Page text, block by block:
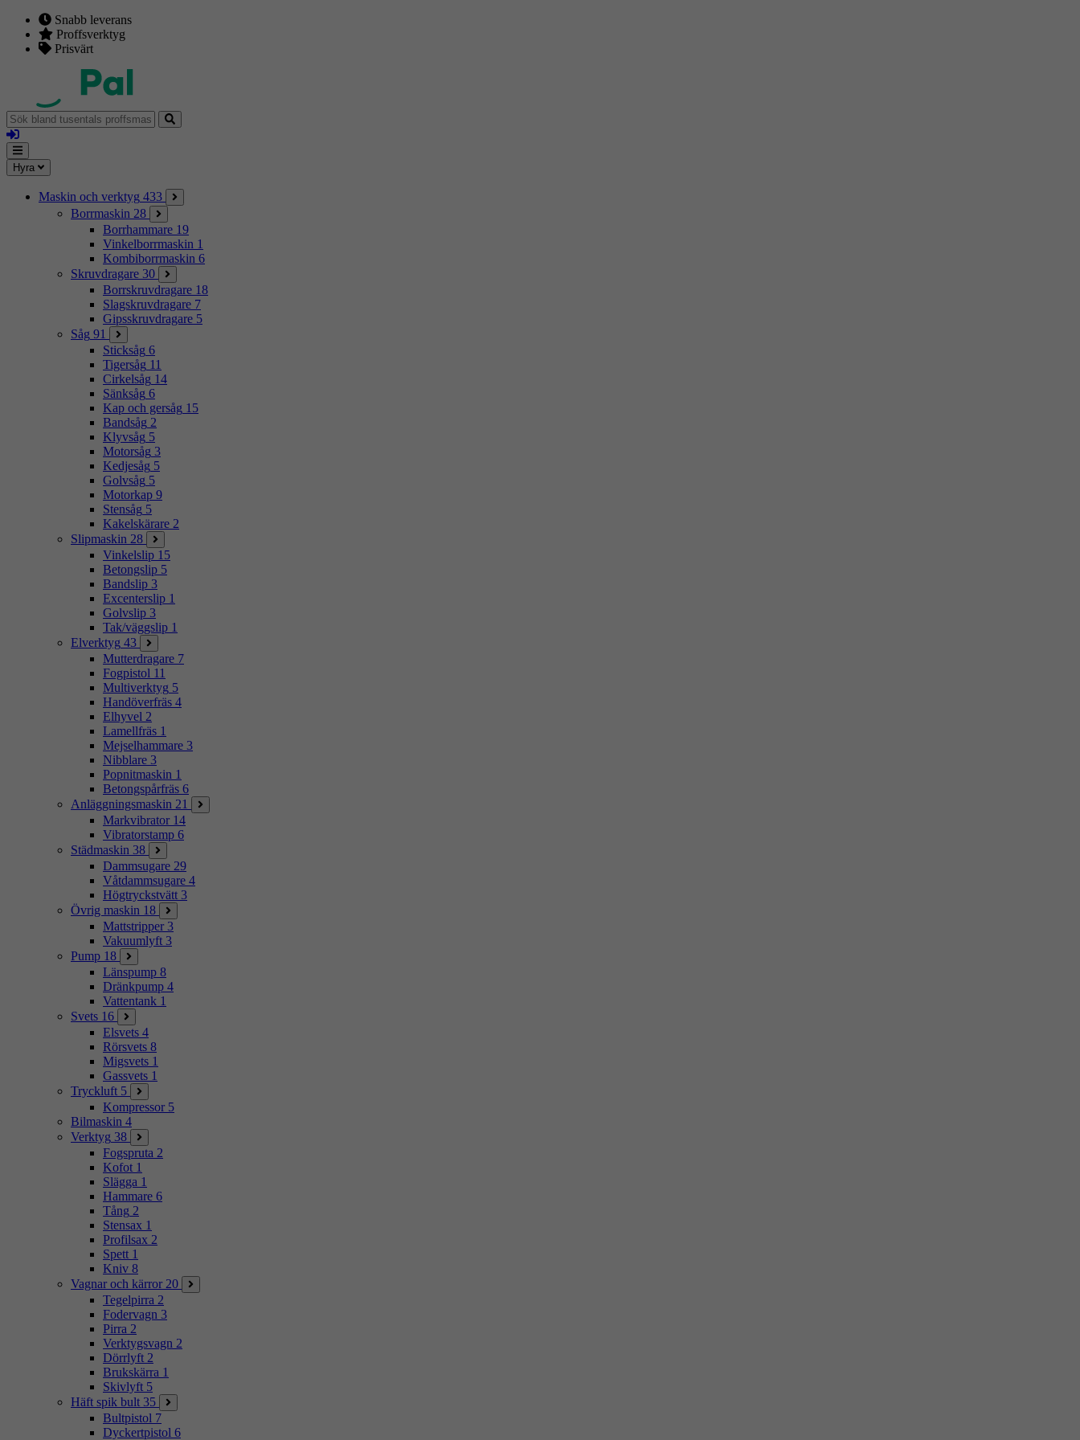
Snabb leverans
Proffsverktyg
Prisvärt
Sök
bland
tusentals
proffsmaskiner
Logga
in
Mina
sidor
Meny
Hyra
Maskin och verktyg 433
Borrmaskin 28
Borrhammare 19
Vinkelborrmaskin 1
Kombiborrmaskin 6
Skruvdragare 30
Borrskruvdragare 18
Slagskruvdragare 7
Gipsskruvdragare 5
Såg 91
Sticksåg 6
Tigersåg 11
Cirkelsåg 14
Sänksåg 6
Kap och gersåg 15
Bandsåg 2
Klyvsåg 5
Motorsåg 3
Kedjesåg 5
Golvsåg 5
Motorkap 9
Stensåg 5
Kakelskärare 2
Slipmaskin 28
Vinkelslip 15
Betongslip 5
Bandslip 3
Excenterslip 1
Golvslip 3
Tak/väggslip 1
Elverktyg 43
Mutterdragare 7
Fogpistol 11
Multiverktyg 5
Handöverfräs 4
Elhyvel 2
Lamellfräs 1
Mejselhammare 3
Nibblare 3
Popnitmaskin 1
Betongspårfräs 6
Anläggningsmaskin 21
Markvibrator 14
Vibratorstamp 6
Städmaskin 38
Dammsugare 29
Våtdammsugare 4
Högtryckstvätt 3
Övrig maskin 18
Mattstripper 3
Vakuumlyft 3
Pump 18
Länspump 8
Dränkpump 4
Vattentank 1
Svets 16
Elsvets 4
Rörsvets 8
Migsvets 1
Gassvets 1
Tryckluft 5
Kompressor 5
Bilmaskin 4
Verktyg 38
Fogspruta 2
Kofot 1
Slägga 1
Hammare 6
Tång 2
Stensax 1
Profilsax 2
Spett 1
Kniv 8
Vagnar och kärror 20
Tegelpirra 2
Fodervagn 3
Pirra 2
Verktygsvagn 2
Dörrlyft 2
Brukskärra 1
Skivlyft 5
Häft spik bult 35
Bultpistol 7
Dyckertpistol 6